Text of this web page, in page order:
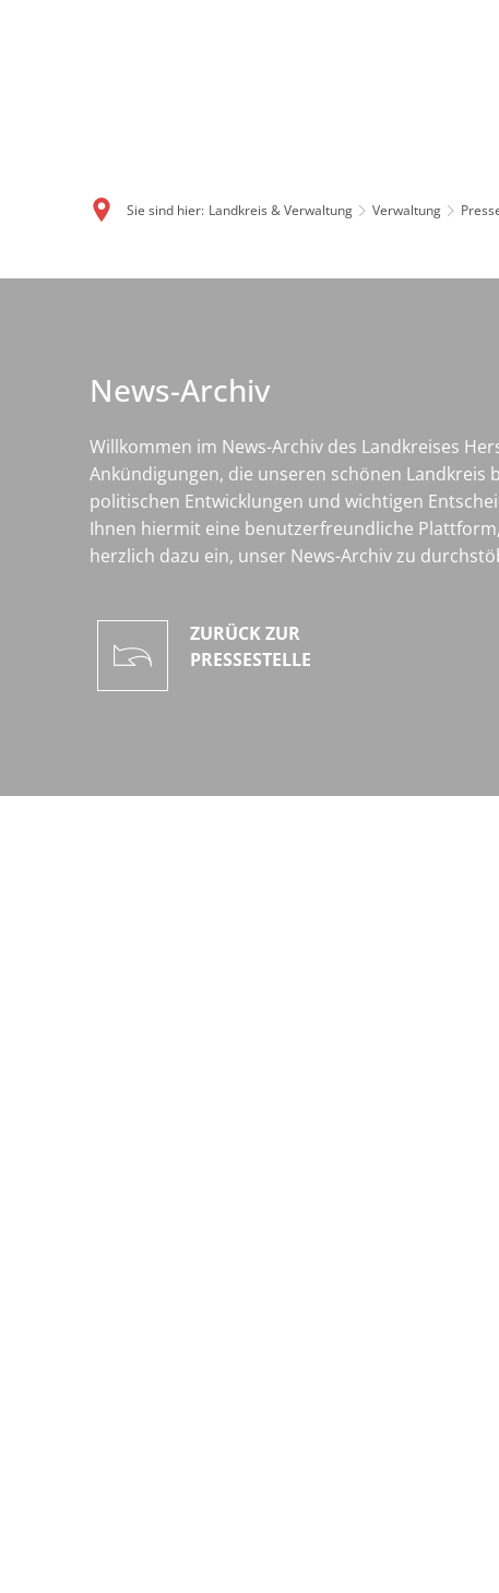
Sie sind hier: Landkreis & Verwaltung Verwaltung
News-Archiv
Willkommen im News-Archiv des Landkreises
Ankündigungen, die unseren schönen
politischen Entwicklungen und wichtigen
Ihnen hiermit eine benutzerfreundliche
herzlich dazu ein, unser News-Archiv zu
ZURÜCK ZUR
PRESSESTELLE